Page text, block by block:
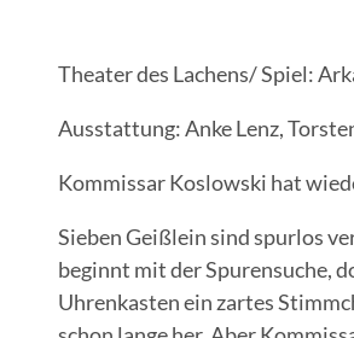
Theater des Lachens/ Spiel:
Ausstattung: Anke Lenz,
Kommissar Koslowski hat
Sieben Geißlein sind spurlos
beginnt mit der Spurensuche,
Uhrenkasten ein zartes